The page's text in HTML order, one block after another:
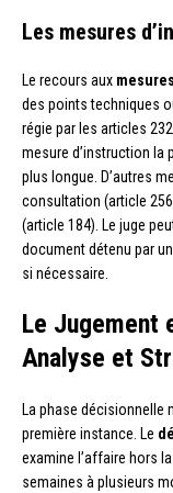
Les mesures
Le recours aux
des points techniques
régie par les articles
mesure d’instruction la
plus longue. D’autres
consultation (article
(article 184). Le juge
document détenu par
si nécessaire.
Le Jugement
Analyse et
La phase décisionnelle
première instance. Le
examine l’affaire hors
semaines à plusieurs